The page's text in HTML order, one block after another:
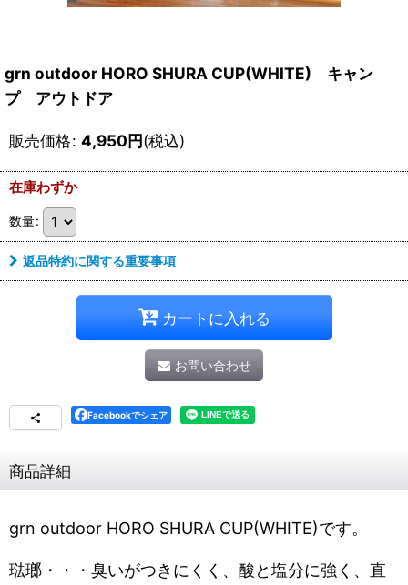
grn outdoor HORO SHURA CUP(WHITE) キャン
プ アウトドア
販売価格: 4,950円(税込)
在庫わずか
数量:
返品特約に関する重要事項
カートに入れる
お問い合わせ
Facebookでシェア
商品詳細
grn outdoor HORO SHURA CUP(WHITE)です。
琺瑯・・・臭いがつきにくく、酸と塩分に強く、直